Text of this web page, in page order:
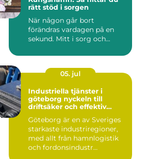
rätt stöd i sorgen
När någon går bort
förändras vardagen på en
sekund. Mitt i sorg och...
05. jul
Industriella tjänster i
göteborg nyckeln till
driftsäker och effektiv
Göteborg är en av Sveriges
starkaste industriregioner,
med allt från hamnlogistik
och fordonsindustr...